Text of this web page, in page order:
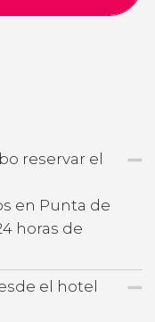
reservar el
en Punta de
horas de
el hotel